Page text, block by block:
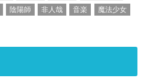
陰陽師 非人哉 音楽 魔法少女